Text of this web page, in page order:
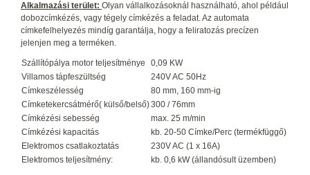
Alkalmazási terület: Olyan vállalkozásoknál használható, ahol például
dobozcímkézés, vagy tégely címkézés a feladat. Az automata
címkefelhelyezés mindíg garantálja, hogy a feliratozás precízen
jelenjen meg a terméken.
Szállítópálya motor teljesítménye
0,09 KW
Villamos tápfeszültség
240V AC 50Hz
Címkeszélesség
80 mm, 160 mm-ig
Címketekercsátmérő( külső/belső)300 / 76mm
Címkézési sebesség
max. 25 m/min
Címkézési kapacitás
kb. 20-50 Címke/Perc (termékfüggő)
Elektromos csatlakoztatás
230V AC (1 x 16A)
Elektromos teljesítmény:
kb. 0,6 kW (állandósult üzemben)